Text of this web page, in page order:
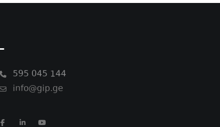
595 045 144
info@gip.ge